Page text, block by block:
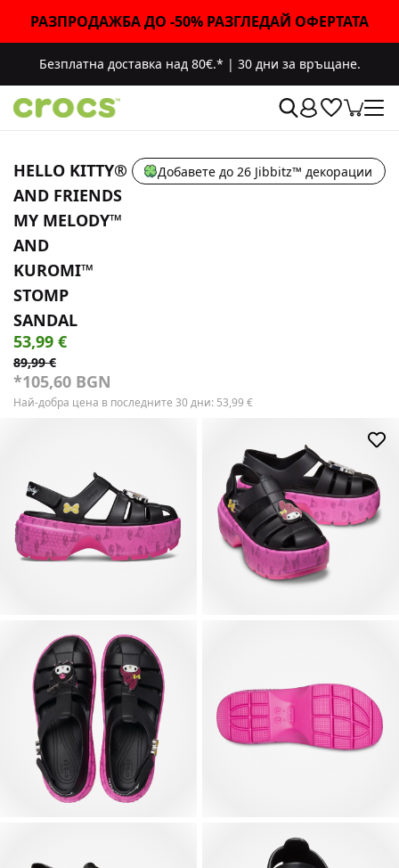
РАЗПРОДАЖБА ДО -50% РАЗГЛЕДАЙ ОФЕРТАТА
Безплатна доставка над 80€.* | 30 дни за връщане.
HELLO KITTY®
AND FRIENDS
MY MELODY™
AND
KUROMI™
STOMP
SANDAL
Добавете до 26 Jibbitz™ декорации
53,99 €
89,99 €
*105,60 BGN
Най-добра цена в последните 30 дни: 53,99 €